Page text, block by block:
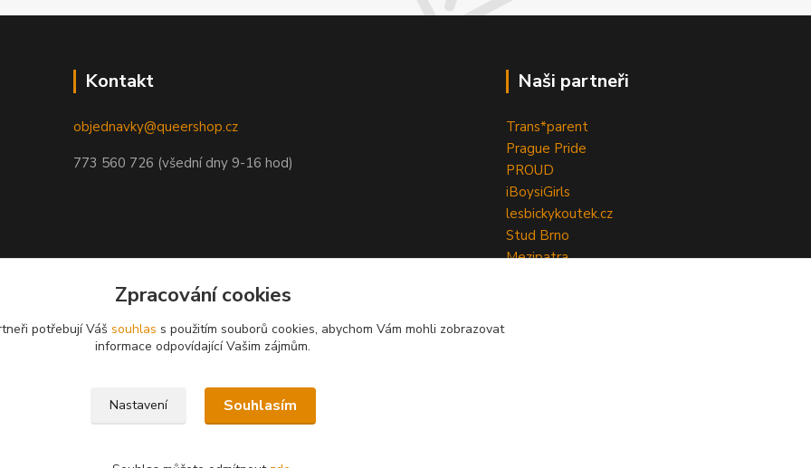
Kontakt
objednavky@queershop.cz
773 560 726 (všední dny 9-16 hod)
Naši partneři
Trans*parent
Prague Pride
PROUD
iBoysiGirls
lesbickykoutek.cz
Stud Brno
Mezipatra
Zpracování cookies
potřebují Váš souhlas s použitím souborů cookies, abychom Vám mohli zobrazovat
informace odpovídající Vašim zájmům.
Nastavení Souhlasím